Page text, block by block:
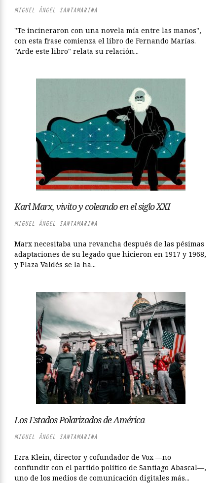
MIGUEL ÁNGEL SANTAMARINA
"Te incineraron con una novela mía entre las manos",
con esta frase comienza el libro de Fernando Marías.
"Arde este libro" relata su relación...
Karl Marx, vivito y coleando en el siglo XXI
MIGUEL ÁNGEL SANTAMARINA
Marx necesitaba una revancha después de las pésimas
adaptaciones de su legado que hicieron en 1917 y 1968,
y Plaza Valdés se la ha...
Los Estados Polarizados de América
MIGUEL ÁNGEL SANTAMARINA
Ezra Klein, director y cofundador de Vox —no
confundir con el partido político de Santiago Abascal—,
uno de los medios de comunicación digitales más...